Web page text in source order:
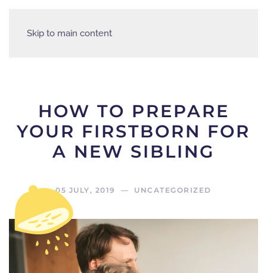
Skip to main content
HOW TO PREPARE
YOUR FIRSTBORN FOR
A NEW SIBLING
05 JULY, 2019 — UNCATEGORIZED